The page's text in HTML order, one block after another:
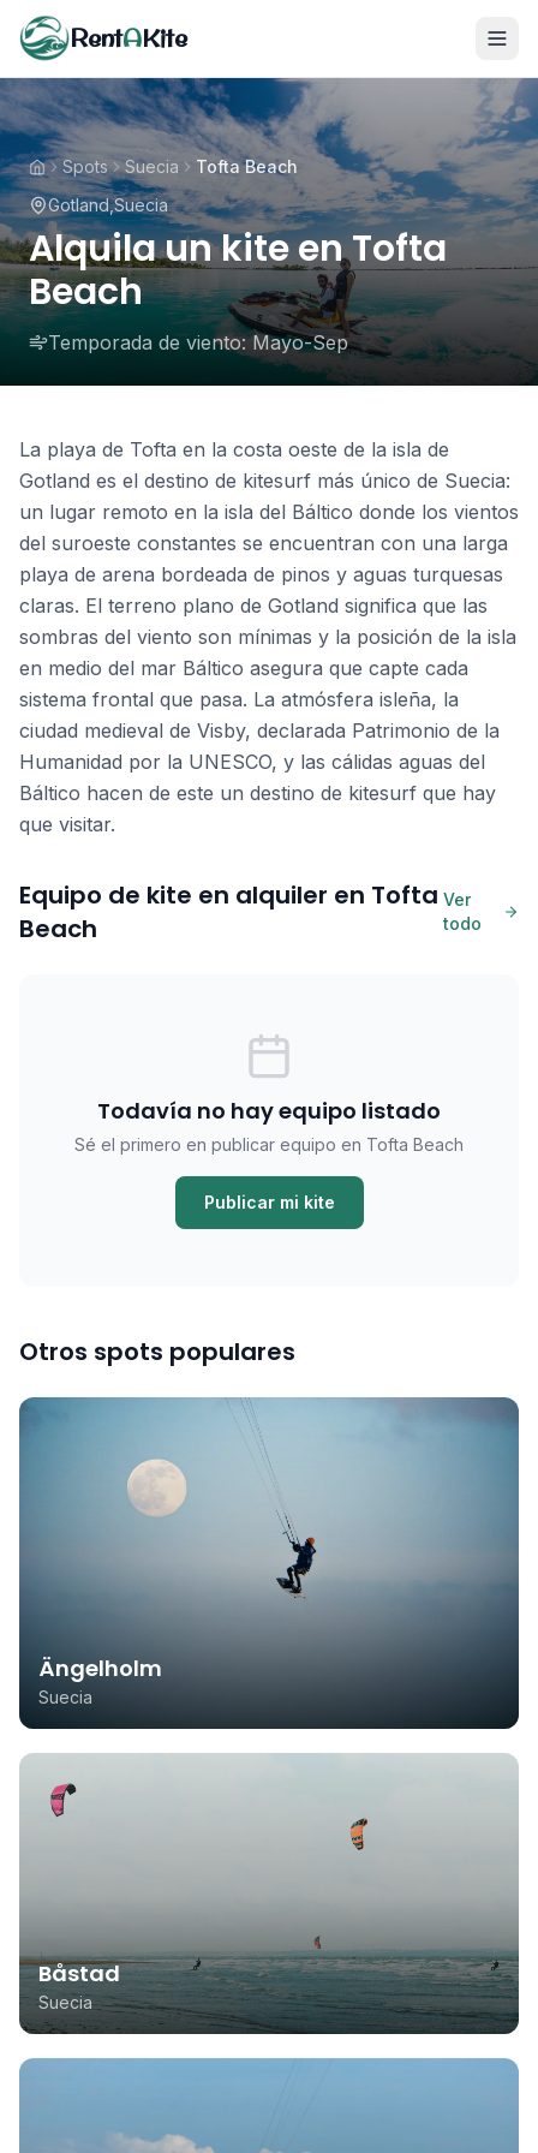
RentAKite
Spots Suecia
Tofta Beach
Gotland,Suecia
Alquila un kite en Tofta
Beach
Temporada de viento: Mayo-Sep
La playa de Tofta en la costa oeste de la isla de
Gotland es el destino de kitesurf más único de Suecia:
un lugar remoto en la isla del Báltico donde los vientos
del suroeste constantes se encuentran con una larga
playa de arena bordeada de pinos y aguas turquesas
claras. El terreno plano de Gotland significa que las
sombras del viento son mínimas y la posición de la isla
en medio del mar Báltico asegura que capte cada
sistema frontal que pasa. La atmósfera isleña, la
ciudad medieval de Visby, declarada Patrimonio de la
Humanidad por la UNESCO, y las cálidas aguas del
Báltico hacen de este un destino de kitesurf que hay
que visitar.
Equipo de kite en alquiler en Tofta
Beach
Ver
todo
Todavía no hay equipo listado
Sé el primero en publicar equipo en Tofta Beach
Publicar mi kite
Otros spots populares
Ängelholm
Suecia
Båstad
Suecia